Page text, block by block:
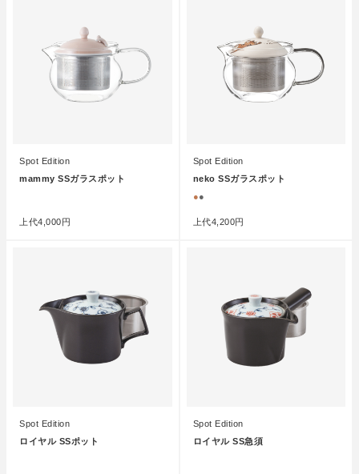
Spot Edition
mammy SSガラスポット
上代4,000円
Spot Edition
neko SSガラスポット
●●
上代4,200円
Spot Edition
ロイヤル SSポット
Spot Edition
ロイヤル SS急須